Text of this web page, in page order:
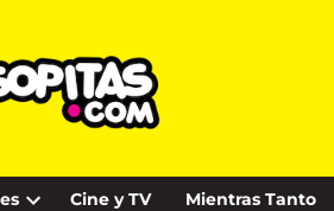
Cine y TV Mientras Tanto